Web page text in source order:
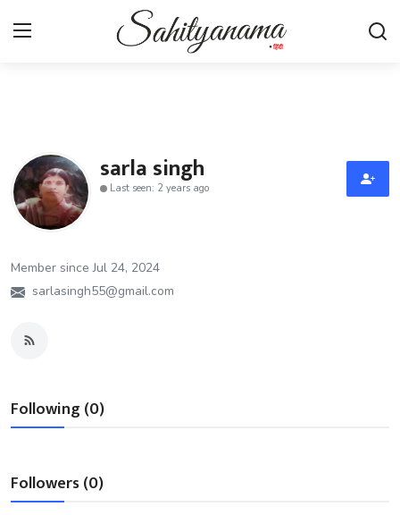
स्वतंत्रता सेनानी
साहित्य समाचार
कहानी
शख्सियत
यात्रावृत्तांत
sarla singh
Last seen: 2 years ago
Member since Jul 24, 2024
sarlasingh55@gmail.com
Following (0)
Followers (0)